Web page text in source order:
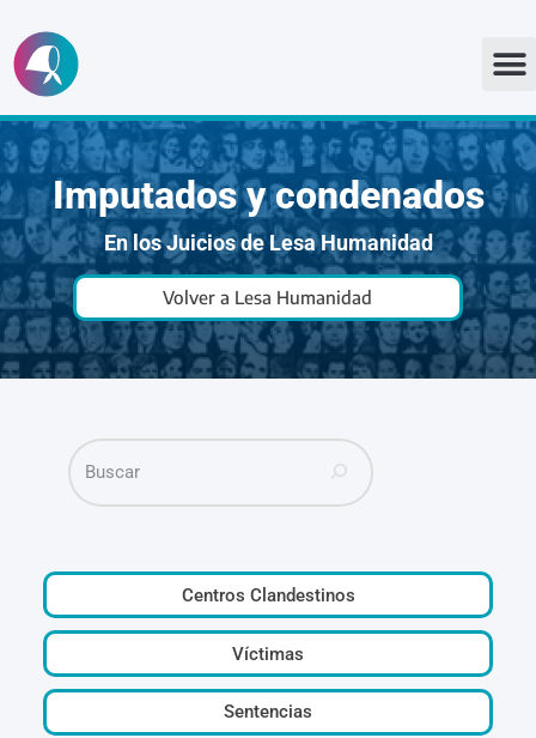
Ir
al
contenido
Imputados y condenados
En los Juicios de Lesa Humanidad
Volver a Lesa Humanidad
Centros Clandestinos
Víctimas
Sentencias